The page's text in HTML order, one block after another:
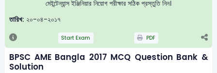
মেইন্টেন্যান্স ইঞ্জিনিয়ার নিয়োগ পরীক্ষার সঠিক প্রস্তুতি নিন।
তারিখ: ২০-০৪-২০১৭
Start Exam PDF
BPSC AME Bangla 2017 MCQ Question Bank &
Solution